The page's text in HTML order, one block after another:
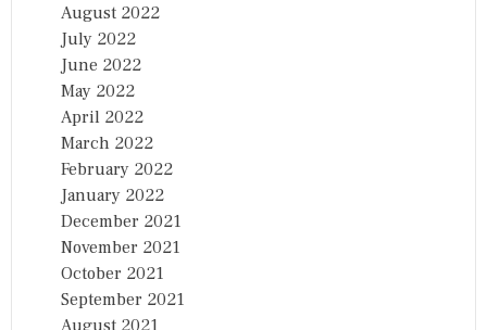
August 2022
July 2022
June 2022
May 2022
April 2022
March 2022
February 2022
January 2022
December 2021
November 2021
October 2021
September 2021
August 2021